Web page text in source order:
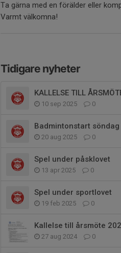
Ta gärna med en förälder eller
Varmt välkomna!
Tidigare nyheter
KALLELSE TILL
10 sep 2025 0
Badmintonstart
20 aug 2025 0
Spel under påsklovet
13 apr 2025 0
Spel under sportlovet
19 feb 2025 0
Kallelse till årsmöte
27 aug 2024 0